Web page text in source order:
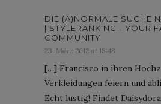
DIE (A)NORMALE SUCHE
| STYLERANKING - YOUR
COMMUNITY
23. März 2012 at 18:48
[…] Francisco in ihren
Verkleidungen feiern und
Echt lustig! Findet